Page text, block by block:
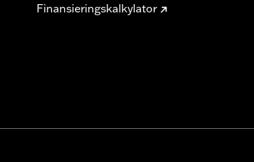
Finansieringskalkylator